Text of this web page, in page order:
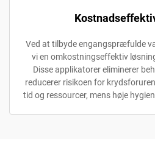
Ved at tilbyde engangspræfulde
vi en omkostningseffektiv
Disse applikatorer eliminerer
reducerer risikoen for
tid og ressourcer, mens høje